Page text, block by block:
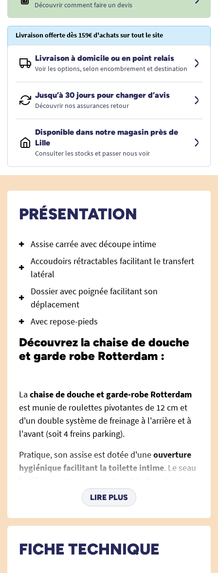
Découvrir comment faire un devis
Livraison offerte dès 159€ d'achats sur tout le site
Livraison à domicile ou en point relais
Voir les options, selon encombrement et destination
Jusqu’à 30 jours pour changer d’avis
Découvrir nos assurances retour
Disponible dans notre magasin près de
Lille
Consulter les stocks et passer nous voir
PRÉSENTATION
Assise carrée avec découpe intime
Accoudoirs rétractables facilitant le transfert
latéral
Dossier avec poignée facilitant son
déplacement
Avec repose-pieds
Découvrez la chaise de douche
et garde robe Rotterdam :
La chaise de douche et garde-robe Rotterdam
est munie de roulettes pivotantes de 12 cm et
d'un double système de freinage à l'arrière et à
l'avant (soit 4 freins parking).
Pratique, son assise est dotée d'uneouverture
hygiénique facilitant la toilette intime. Le seau
le couvercle bleu souple recouvrant la découpe
Le seau peut passer en autoclave à une
température max de 90°C.
LIRE PLUS
FICHE TECHNIQUE